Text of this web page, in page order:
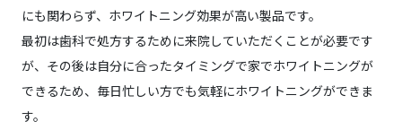
にも関わらず、ホワイトニング効果が高い製品です。
最初は歯科で処方するために来院していただくことが必要です
が、その後は自分に合ったタイミングで家でホワイトニングが
できるため、毎日忙しい方でも気軽にホワイトニングができま
す。